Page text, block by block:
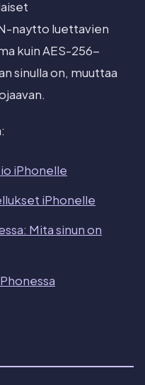
naytto luettavien
kuin AES-256-
sinulla on, muuttaa
iPhonelle
iPhonelle
Mita sinun on